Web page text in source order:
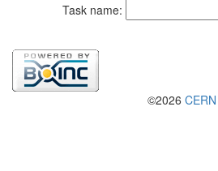
Task name:
©2026 CERN